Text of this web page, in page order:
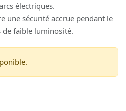
électriques.
une sécurité accrue pendant le
faible luminosité.